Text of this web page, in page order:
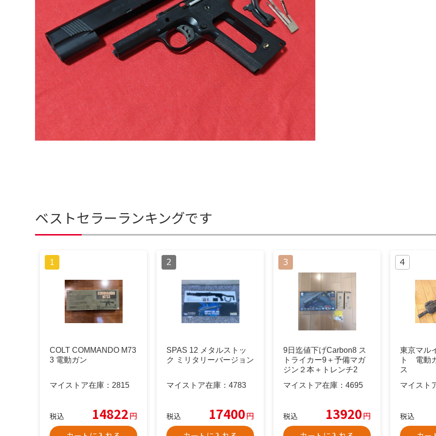
ベストセラーランキングです
COLT COMMANDO M73
3 電動ガン
マイストア在庫： 2815
税込 14822円
SPAS 12 メタルストッ
ク ミリタリーバージョン
マイストア在庫： 4783
税込 17400円
9日迄値下げCarbon8 ス
トライカー9＋予備マガ
ジン２本＋トレンチ2
マイストア在庫： 4695
税込 13920円
東京マル
ト 電動
ス
マイスト
税込